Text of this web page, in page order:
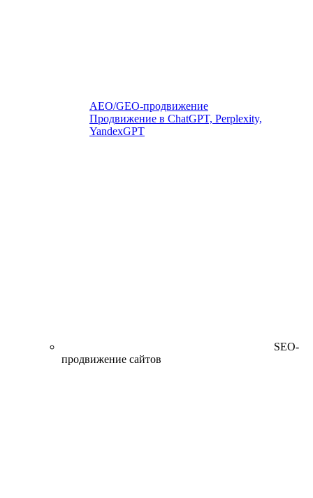
AEO/GEO-продвижение
Продвижение в ChatGPT, Perplexity,
YandexGPT
SEO-
продвижение сайтов